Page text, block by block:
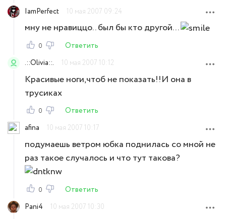
IamPerfect
10 мая 2007 09:24
мну не нравиццо.. был бы кто другой...
0
Ответить
.::Olivia::.
10 мая 2007 10:12
Красивые ноги,чтоб не показать!!И она в
трусиках
0
Ответить
afina
10 мая 2007 10:17
подумаешь ветром юбка поднилась со мной не
раз такое случалось и что тут такова?
0
Ответить
Pani4
10 мая 2007 10:30